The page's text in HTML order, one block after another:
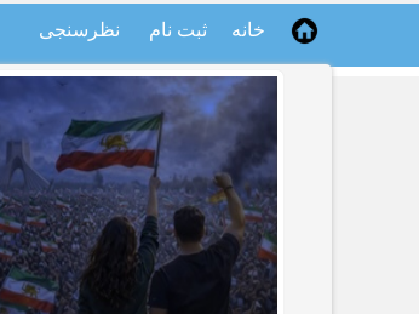
خانه ثبت نام نظرسنجی